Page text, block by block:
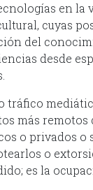
en la
cuyas
del
desde
tráfico
más
o privados
o
es la